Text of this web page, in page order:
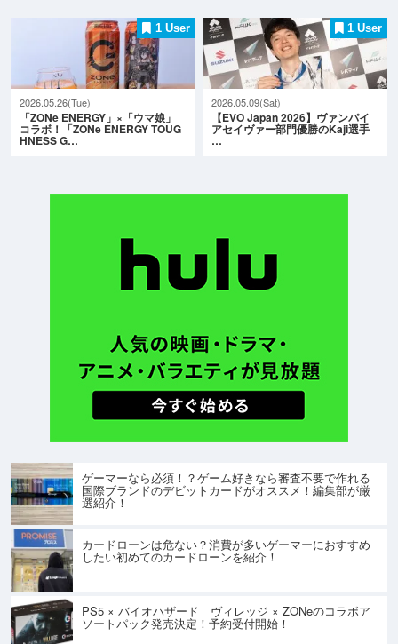
1 User
2026.05.26(Tue)
「ZONe ENERGY」×「ウマ娘」
コラボ！「ZONe ENERGY TOUG
HNESS G…
1 User
2026.05.09(Sat)
【EVO Japan 2026】ヴァンパイ
アセイヴァー部門優勝のKaji選手
…
ゲーマーなら必須！？ゲーム好きなら審査不要で作れる
国際ブランドのデビットカードがオススメ！編集部が厳
選紹介！
カードローンは危ない？消費が多いゲーマーにおすすめ
したい初めてのカードローンを紹介！
PS5 × バイオハザード ヴィレッジ × ZONeのコラボア
ソートパック発売決定！予約受付開始！